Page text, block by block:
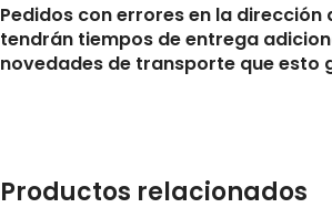
Pedidos con errores en la dirección
tendrán tiempos de entrega
novedades de transporte que esto
Productos relacionados